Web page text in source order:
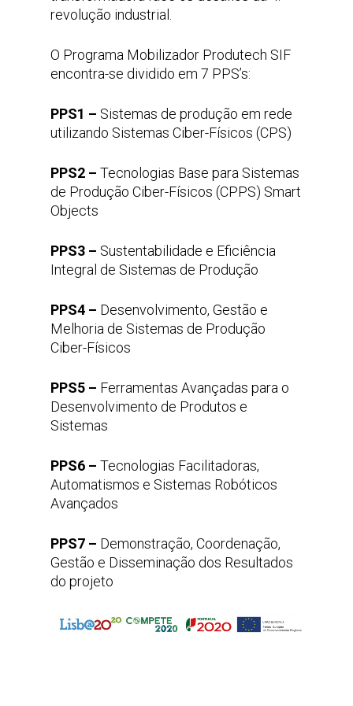
revolução industrial.
O Programa Mobilizador Produtech SIF
encontra-se dividido em 7 PPS’s:
PPS1 – Sistemas de produção em rede
utilizando Sistemas Ciber-Físicos (CPS)
PPS2 – Tecnologias Base para Sistemas
de Produção Ciber-Físicos (CPPS) Smart
Objects
PPS3 – Sustentabilidade e Eficiência
Integral de Sistemas de Produção
PPS4 – Desenvolvimento, Gestão e
Melhoria de Sistemas de Produção
Ciber-Físicos
PPS5 – Ferramentas Avançadas para o
Desenvolvimento de Produtos e
Sistemas
PPS6 – Tecnologias Facilitadoras,
Automatismos e Sistemas Robóticos
Avançados
PPS7 – Demonstração, Coordenação,
Gestão e Disseminação dos Resultados
do projeto